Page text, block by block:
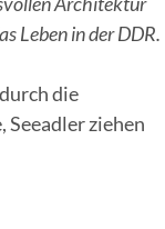
Leben in der DDR.
die
ziehen